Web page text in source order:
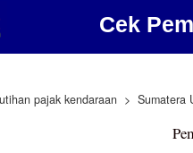
Cek
pajak kendaraan Sumatera